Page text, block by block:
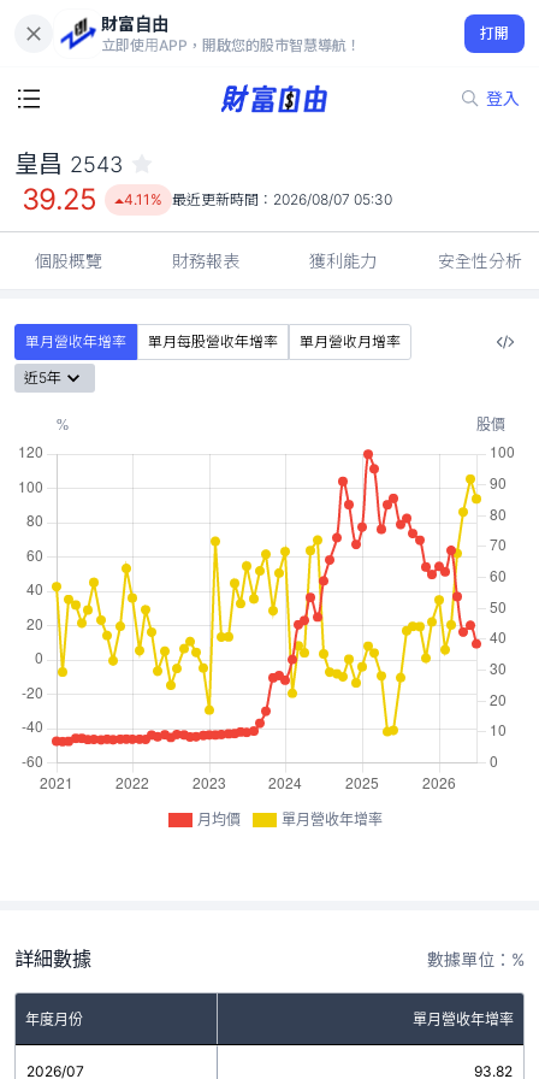
財富自由
立即使用APP，開啟您的股市智慧導航！
打開
登入
39.25
4.11%
皇昌 2543
39.25 4.11% 最近更新時間： 2026/08/07 05:30
個股概覽 財務報表 獲利能力 安全性分析
單月營收年增率 單月每股營收年增率
單月營收月增率
近5年
月均價 單月營收年增率
詳細數據 數據單位：%
年度月份 單月營收年增率
2026/07 93.82